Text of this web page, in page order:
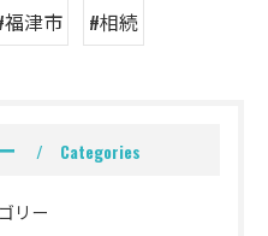
福津市 #相続
Categories
リー